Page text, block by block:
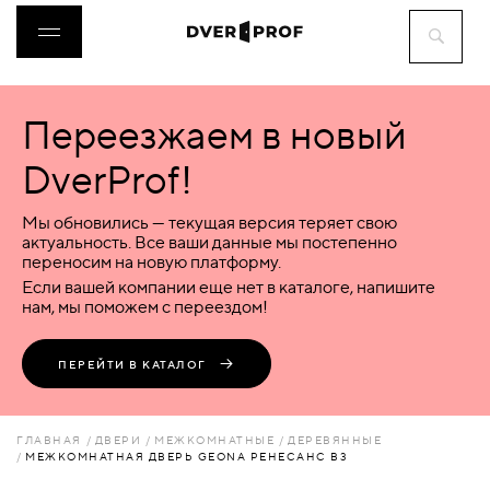
ДВЕРИ
ФУРНИТУРА
ВОРОТА
ПЕРЕГОРОДКИ
Переезжаем в новый
DverProf!
Мы обновились — текущая версия теряет свою
актуальность. Все ваши данные мы постепенно
переносим на новую платформу.
Если вашей компании еще нет в каталоге, напишите
нам, мы поможем с переездом!
ПЕРЕЙТИ В КАТАЛОГ
ГЛАВНАЯ ДВЕРИ МЕЖКОМНАТНЫЕ
ДЕРЕВЯННЫЕ
МЕЖКОМНАТНАЯ ДВЕРЬ GEONA РЕНЕСАНС B3